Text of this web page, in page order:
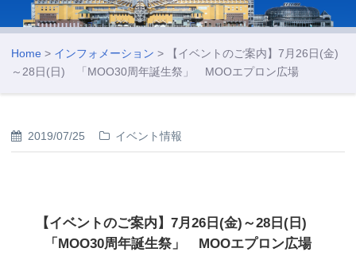
Home > インフォメーション > 【イベントのご案内】7月26日(金)
～28日(日) 「MOO30周年誕生祭」 MOOエプロン広場
2019/07/25 イベント情報
【イベントのご案内】7月26日(金)～28日(日)
「MOO30周年誕生祭」 MOOエプロン広場